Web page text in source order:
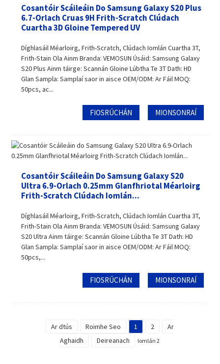
Cosantóir Scáileáin Do Samsung Galaxy S20 Plus
6.7-Orlach Cruas 9H Frith-Scratch Clúdach
Cuartha 3D Gloine Tempered UV
Díghlasáil Méarloirg, Frith-Scratch, Clúdach Iomlán Cuartha 3T,
Frith-Stain Ola Ainm Branda: VEMOSUN Úsáid: Samsung Galaxy
S20 Plus Ainm táirge: Scannán Gloine Lúbtha Te 3T Dath: HD
Glan Sampla: Samplaí saor in aisce OEM/ODM: Ar Fáil MOQ:
50pcs, ac...
FIOSRÚCHÁN MIONSONRAÍ
Cosantóir Scáileáin Do Samsung Galaxy S20
Ultra 6.9-Orlach 0.25mm Glanfhriotal Méarloirg
Frith-Scratch Clúdach Iomlán...
Díghlasáil Méarloirg, Frith-Scratch, Clúdach Iomlán Cuartha 3T,
Frith-Stain Ola Ainm Branda: VEMOSUN Úsáid: Samsung Galaxy
S20 Ultra Ainm táirge: Scannán Gloine Lúbtha Te 3T Dath: HD
Glan Sampla: Samplaí saor in aisce OEM/ODM: Ar Fáil MOQ:
50pcs,...
FIOSRÚCHÁN MIONSONRAÍ
Ar dtús Roimhe Seo 1 2
Ar
Aghaidh
Deireanach Iomlán 2